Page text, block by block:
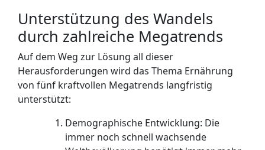
Unterstützung des Wandels
durch zahlreiche Megatrends
Auf dem Weg zur Lösung all dieser
Herausforderungen wird das Thema Ernährung
von fünf kraftvollen Megatrends langfristig
unterstützt:
Demographische Entwicklung: Die
immer noch schnell wachsende